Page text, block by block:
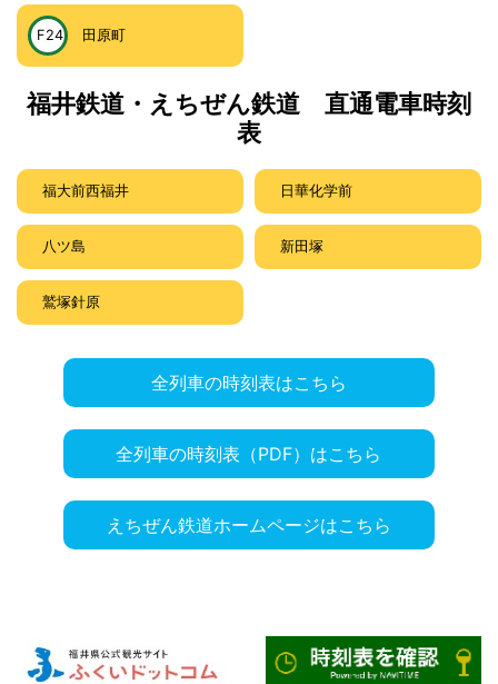
F24 田原町
福井鉄道・えちぜん鉄道 直通電車時刻
表
福大前西福井 日華化学前
八ツ島 新田塚
鷲塚針原
全列車の時刻表はこちら
全列車の時刻表（PDF）はこちら
えちぜん鉄道ホームページはこちら